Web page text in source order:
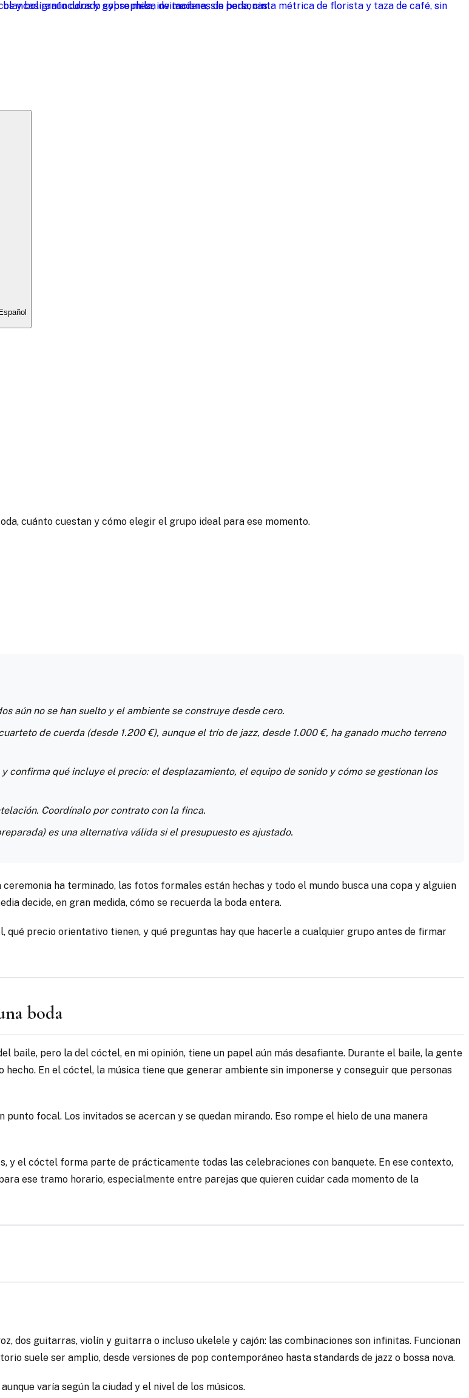
Español
cuánto cuestan y cómo elegir el grupo ideal para ese momento.
aún no se han suelto y el ambiente se construye desde cero.
de cuerda (desde 1.200 €), aunque el trío de jazz, desde 1.000 €, ha ganado mucho terreno
confirma qué incluye el precio: el desplazamiento, el equipo de sonido y cómo se gestionan los
Coordínalo por contrato con la finca.
es una alternativa válida si el presupuesto es ajustado.
ha terminado, las fotos formales están hechas y todo el mundo busca una copa y alguien
decide, en gran medida, cómo se recuerda la boda entera.
qué precio orientativo tienen, y qué preguntas hay que hacerle a cualquier grupo antes de firmar
boda
baile, pero la del cóctel, en mi opinión, tiene un papel aún más desafiante. Durante el baile, la gente
En el cóctel, la música tiene que generar ambiente sin imponerse y conseguir que personas
focal. Los invitados se acercan y se quedan mirando. Eso rompe el hielo de una manera
y el cóctel forma parte de prácticamente todas las celebraciones con banquete. En ese contexto,
ese tramo horario, especialmente entre parejas que quieren cuidar cada momento de la
dos guitarras, violín y guitarra o incluso ukelele y cajón: las combinaciones son infinitas. Funcionan
suele ser amplio, desde versiones de pop contemporáneo hasta standards de jazz o bossa nova.
varía según la ciudad y el nivel de los músicos.